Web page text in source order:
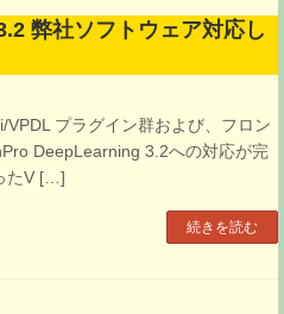
弊社ソフトウェア対応し
プラグイン群および、フロン
DeepLearning 3.2への対応が完
たV […]
続きを読む